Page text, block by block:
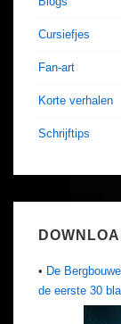
Cursiefjes
Fan-art
Korte verhalen
Schrijftips
• De
de eerste 30